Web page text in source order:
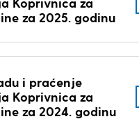
za 2025. godinu
i praćenje
Koprivnica za
za 2024. godinu